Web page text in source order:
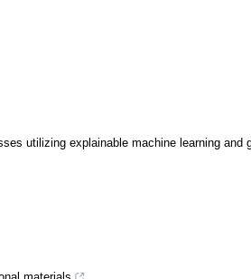
utilizing explainable machine learning and